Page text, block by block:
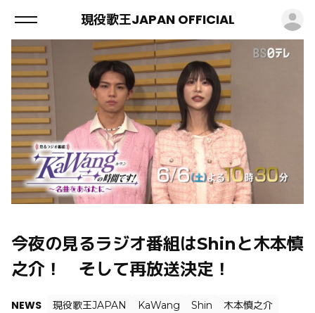
現役歌王JAPAN OFFICIAL
今夜の見るラジオ番組はShinと木本慎
之介！ そして再放送決定！
NEWS 現役歌王JAPAN KaWang Shin 木本慎之介